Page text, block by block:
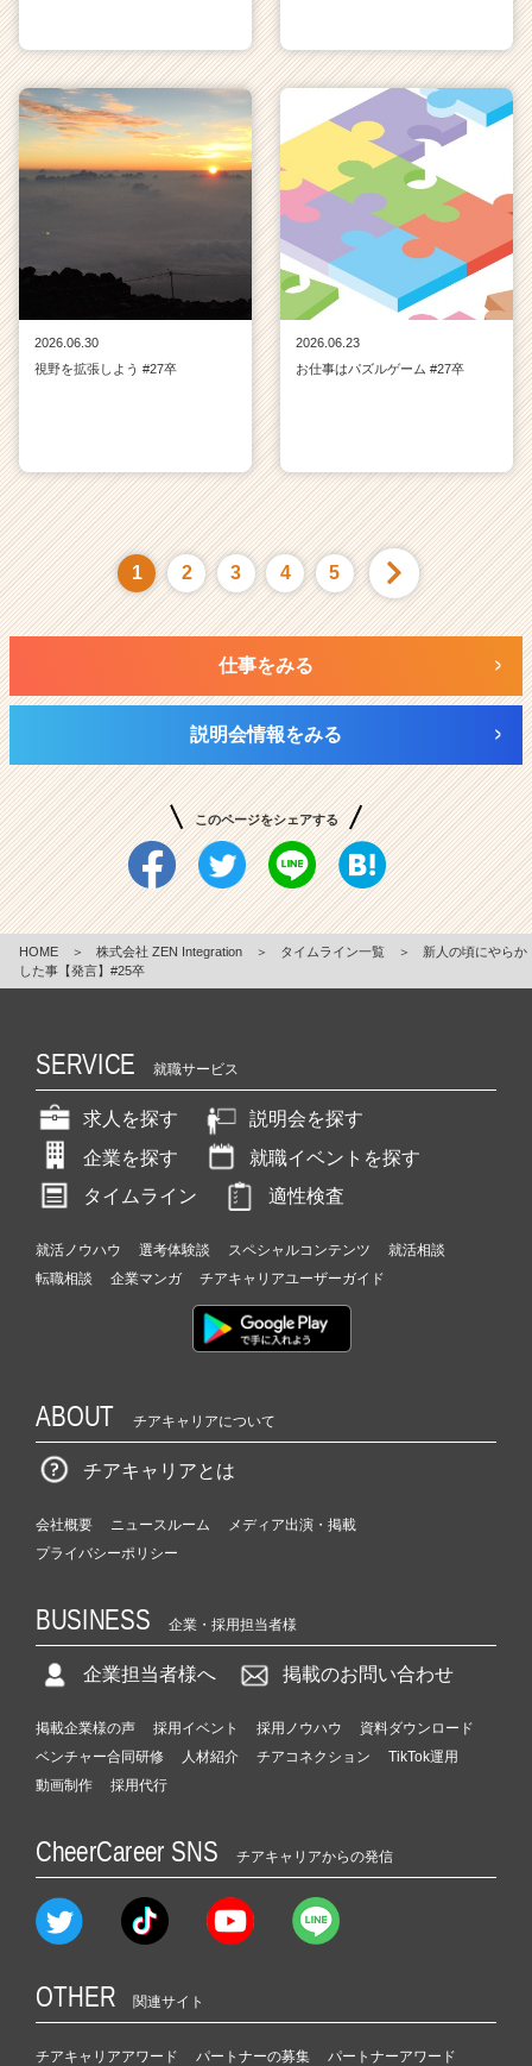
2026.06.30
視野を拡張しよう #27卒
2026.06.23
お仕事はパズルゲーム #27卒
1 2 3 4 5
仕事をみる
説明会情報をみる
このページをシェアする
HOME ＞ 株式会社 ZEN Integration ＞ タイムライン一覧 ＞
新人の頃にやらか
した事【発言】#25卒
SERVICE 就職サービス
求人を探す
説明会を探す
企業を探す
就職イベントを探す
タイムライン
適性検査
就活ノウハウ 選考体験談 スペシャルコンテンツ
就活相談
転職相談
企業マンガ チアキャリアユーザーガイド
ABOUT チアキャリアについて
チアキャリアとは
会社概要 ニュースルーム
メディア出演・掲載
プライバシーポリシー
BUSINESS 企業・採用担当者様
企業担当者様へ 掲載のお問い合わせ
掲載企業様の声 採用イベント 採用ノウハウ
資料ダウンロード
ベンチャー合同研修
人材紹介 チアコネクション
TikTok運用
動画制作
採用代行
CheerCareer SNS チアキャリアからの発信
OTHER 関連サイト
チアキャリアアワード パートナーの募集 パートナーアワード